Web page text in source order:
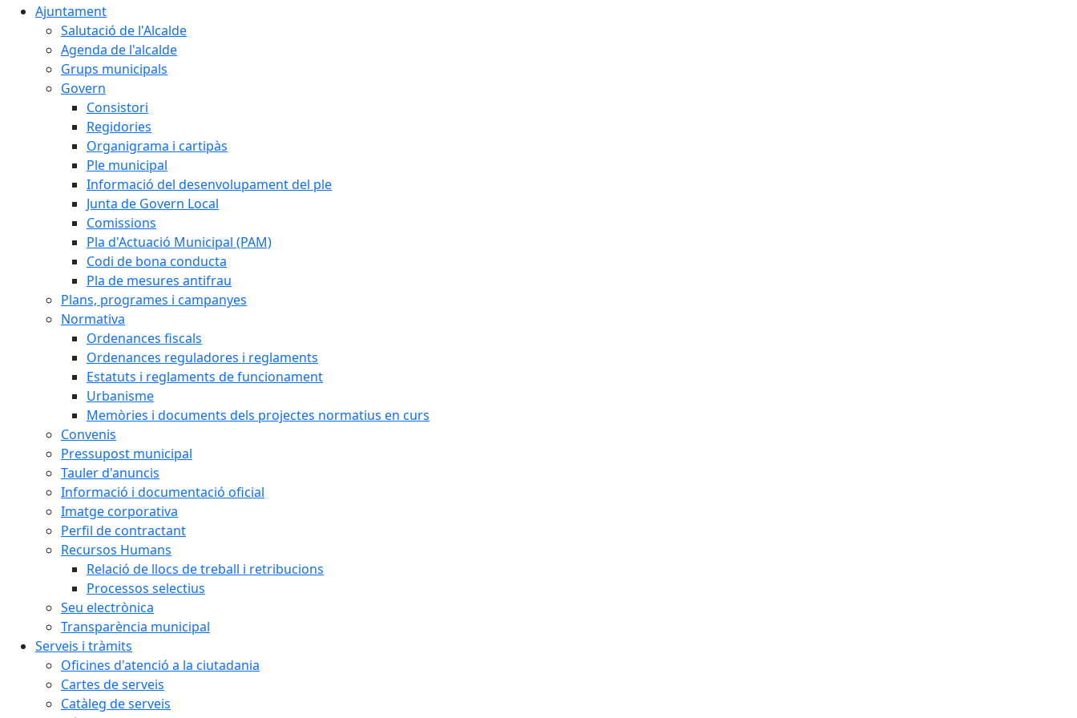
Ajuntament
Salutació de l'Alcalde
Agenda de l'alcalde
Grups municipals
Govern
Consistori
Regidories
Organigrama i cartipàs
Ple municipal
Informació del desenvolupament del ple
Junta de Govern Local
Comissions
Pla d'Actuació Municipal (PAM)
Codi de bona conducta
Pla de mesures antifrau
Plans, programes i campanyes
Normativa
Ordenances fiscals
Ordenances reguladores i reglaments
Estatuts i reglaments de funcionament
Urbanisme
Memòries i documents dels projectes normatius en curs
Convenis
Pressupost municipal
Tauler d'anuncis
Informació i documentació oficial
Imatge corporativa
Perfil de contractant
Recursos Humans
Relació de llocs de treball i retribucions
Processos selectius
Seu electrònica
Transparència municipal
Serveis i tràmits
Oficines d'atenció a la ciutadania
Cartes de serveis
Catàleg de serveis